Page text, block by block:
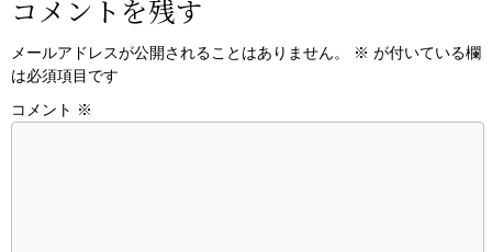
コメントを残す
メールアドレスが公開されることはありません。 ※ が付いている欄
は必須項目です
コメント ※